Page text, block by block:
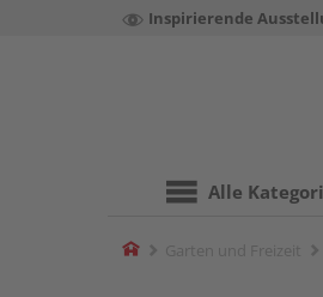
Inspirierende
Alle
Home